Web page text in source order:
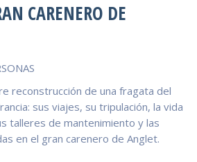
CARENERO DE
reconstrucción de una fragata del
sus viajes, su tripulación, la vida
talleres de mantenimiento y las
en el gran carenero de Anglet.